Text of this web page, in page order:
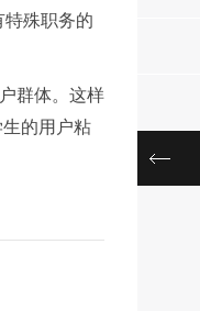
特殊职务的
群体。这样
的用户粘